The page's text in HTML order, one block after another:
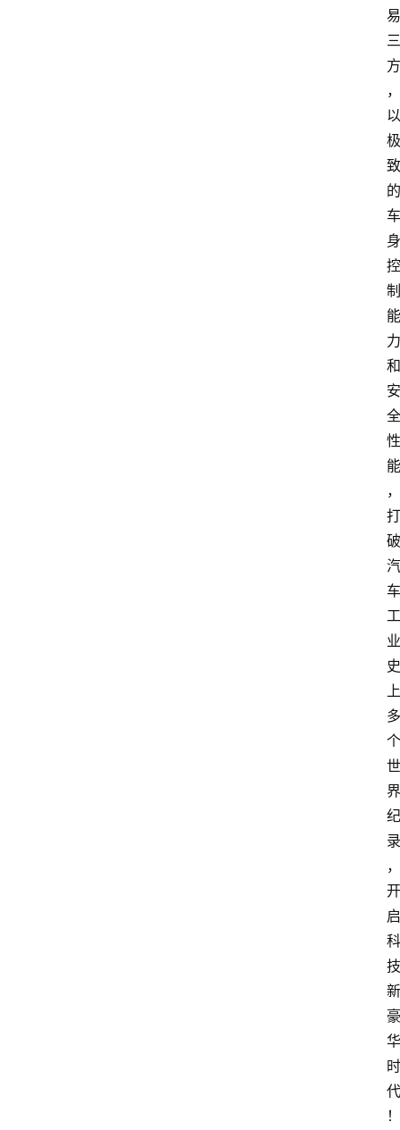
易
三
方
，
以
极
致
的
车
身
控
制
能
力
和
安
全
性
能
，
打
破
汽
车
工
业
史
上
多
个
世
界
纪
录
，
开
启
科
技
新
豪
华
时
代
！